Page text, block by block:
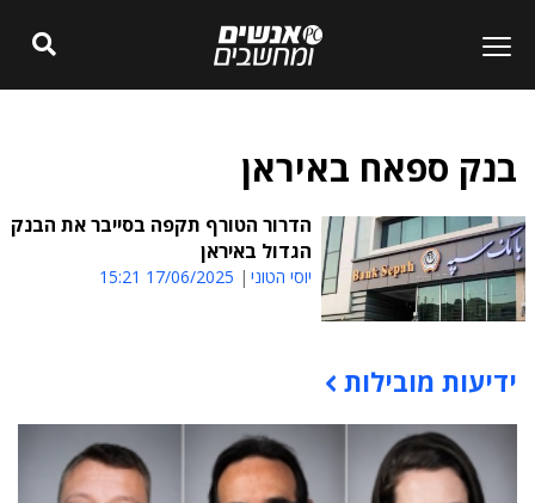
בנק ספאח באיראן
הדרור הטורף תקפה בסייבר את הבנק
הגדול באיראן
יוסי הטוני 17/06/2025 15:21
תוכן פרסומי
ידיעות מובילות